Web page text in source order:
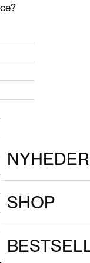
NYHEDER
SHOP